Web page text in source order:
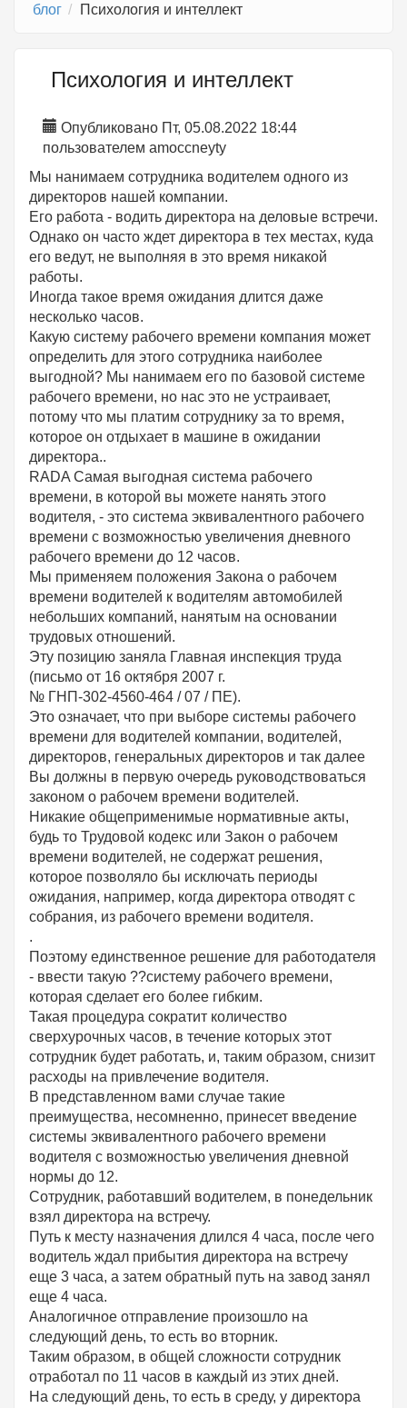
блог
Психология и интеллект
Психология и интеллект
Опубликовано Пт, 05.08.2022 18:44
пользователем amoccneyty
Мы нанимаем сотрудника водителем одного из
директоров нашей компании.
Его работа - водить директора на деловые встречи.
Однако он часто ждет директора в тех местах, куда
его ведут, не выполняя в это время никакой
работы.
Иногда такое время ожидания длится даже
несколько часов.
Какую систему рабочего времени компания может
определить для этого сотрудника наиболее
выгодной? Мы нанимаем его по базовой системе
рабочего времени, но нас это не устраивает,
потому что мы платим сотруднику за то время,
которое он отдыхает в машине в ожидании
директора..
RADA Самая выгодная система рабочего
времени, в которой вы можете нанять этого
водителя, - это система эквивалентного рабочего
времени с возможностью увеличения дневного
рабочего времени до 12 часов.
Мы применяем положения Закона о рабочем
времени водителей к водителям автомобилей
небольших компаний, нанятым на основании
трудовых отношений.
Эту позицию заняла Главная инспекция труда
(письмо от 16 октября 2007 г.
№ ГНП-302-4560-464 / 07 / ПЕ).
Это означает, что при выборе системы рабочего
времени для водителей компании, водителей,
директоров, генеральных директоров и так далее
Вы должны в первую очередь руководствоваться
законом о рабочем времени водителей.
Никакие общеприменимые нормативные акты,
будь то Трудовой кодекс или Закон о рабочем
времени водителей, не содержат решения,
которое позволяло бы исключать периоды
ожидания, например, когда директора отводят с
собрания, из рабочего времени водителя.
.
Поэтому единственное решение для работодателя
- ввести такую ??систему рабочего времени,
которая сделает его более гибким.
Такая процедура сократит количество
сверхурочных часов, в течение которых этот
сотрудник будет работать, и, таким образом, снизит
расходы на привлечение водителя.
В представленном вами случае такие
преимущества, несомненно, принесет введение
системы эквивалентного рабочего времени
водителя с возможностью увеличения дневной
нормы до 12.
Сотрудник, работавший водителем, в понедельник
взял директора на встречу.
Путь к месту назначения длился 4 часа, после чего
водитель ждал прибытия директора на встречу
еще 3 часа, а затем обратный путь на завод занял
еще 4 часа.
Аналогичное отправление произошло на
следующий день, то есть во вторник.
Таким образом, в общей сложности сотрудник
отработал по 11 часов в каждый из этих дней.
На следующий день, то есть в среду, у директора